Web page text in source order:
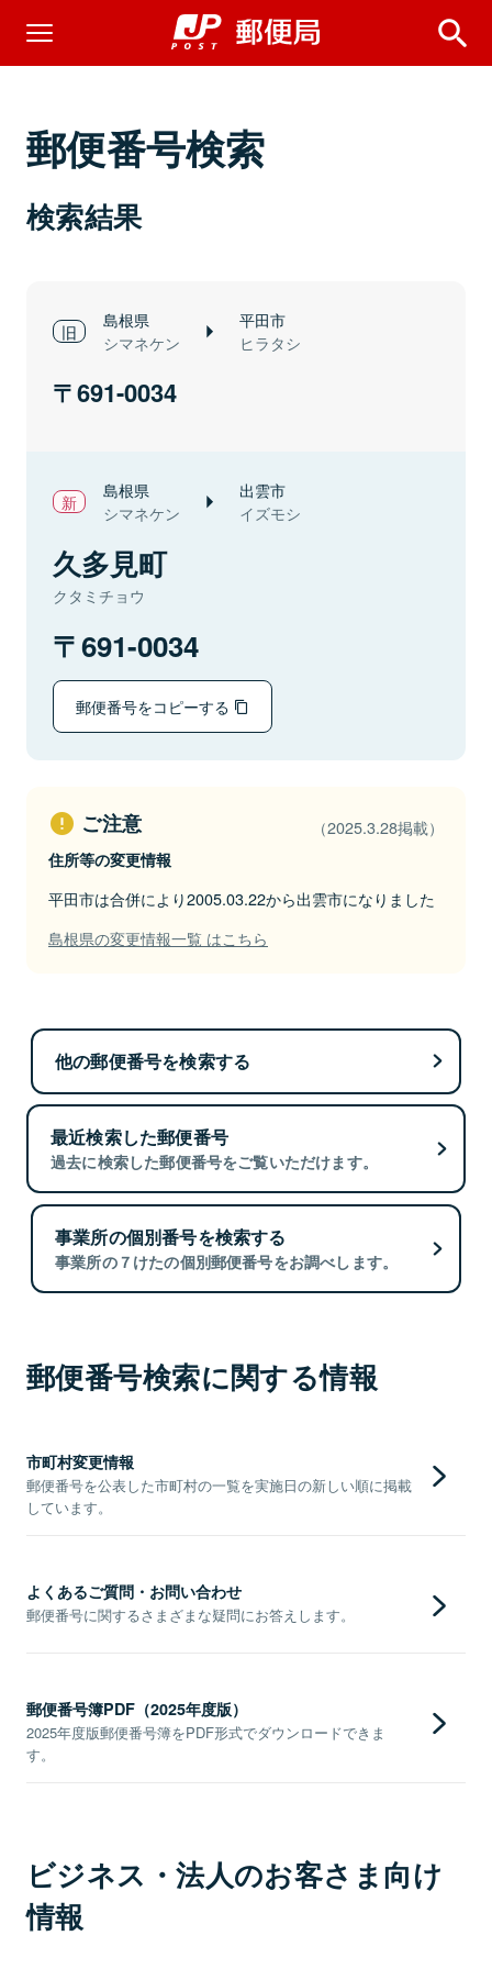
郵便番号検索
検索結果
島根県
シマネケン
平田市
ヒラタシ
691-0034
島根県
シマネケン
出雲市
イズモシ
久多見町
クタミチョウ
691-0034
郵便番号をコピーする
ご注意 （2025.3.28掲載）
住所等の変更情報
平田市は合併により2005.03.22から出雲市になりました
島根県の変更情報一覧 はこちら
他の郵便番号を検索する
最近検索した郵便番号
過去に検索した郵便番号をご覧いただけます。
事業所の個別番号を検索する
事業所の７けたの個別郵便番号をお調べします。
郵便番号検索に関する情報
市町村変更情報
郵便番号を公表した市町村の一覧を実施日の新しい順に掲載
しています。
よくあるご質問・お問い合わせ
郵便番号に関するさまざまな疑問にお答えします。
郵便番号簿PDF（2025年度版）
2025年度版郵便番号簿をPDF形式でダウンロードできま
す。
ビジネス・法人のお客さま向け
情報